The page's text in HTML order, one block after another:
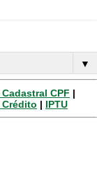
▼
CPF |
| IPTU